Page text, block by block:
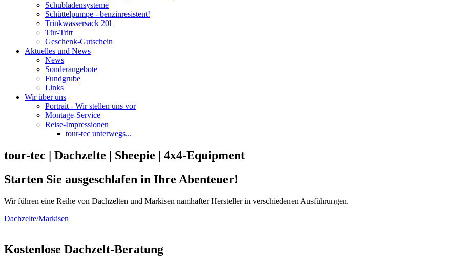
Schubladensysteme
Schüttelpumpe - benzinresistent!
Trinkwassersack 20l
Tür-Tritt
Geschenk-Gutschein
Aktuelles und News
News
Sonderangebote
Fundgrube
Links
Wir über uns
Portrait - Wir stellen uns vor
Montage-Service
Reise-Impressionen
tour-tec unterwegs...
tour-tec | Dachzelte | Sheepie | 4x4-Equipment
Starten Sie ausgeschlafen in Ihre Abenteuer!
Wir führen eine Reihe von Dachzelten und Markisen namhafter Hersteller in verschiedenen Ausführungen.
Dachzelte/Markisen
Kostenlose Dachzelt-Beratung